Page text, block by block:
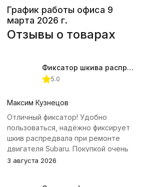
График работы офиса 9
марта 2026 г.
Отзывы о товарах
Фиксатор шкива распредвала (Subaru) JTC-4409
5.0
Максим Кузнецов
Отличный фиксатор! Удобно
пользоваться, надёжно фиксирует
шкив распредвала при ремонте
двигателя Subaru. Покупкой очень
доволен.
3 августа 2026